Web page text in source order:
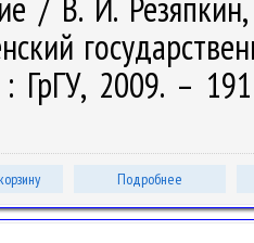
: ГрГУ, 2009. –
Подробнее